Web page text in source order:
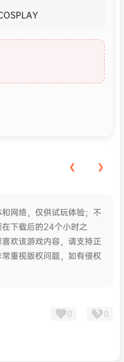
❮ ❯
网络，仅供试玩体验；不
下载后的24个小时之
欢该游戏内容，请支持正
重视版权问题，如有侵权
0 0